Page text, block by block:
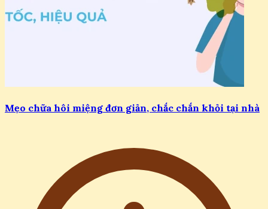
Mẹo chữa hôi miệng đơn giản, chắc chắn khỏi tại nhà